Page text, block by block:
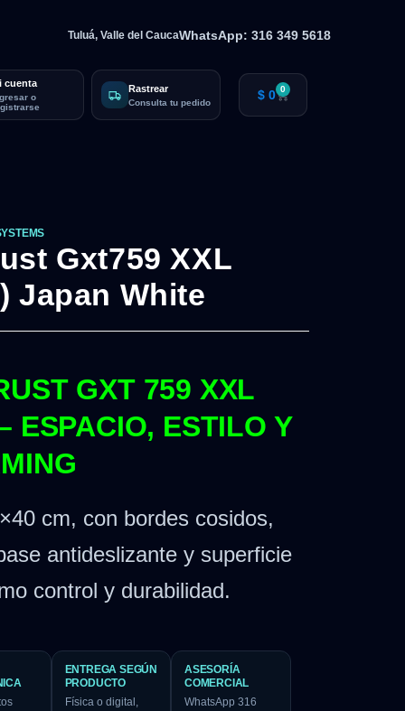
Tuluá, Valle del CaucaWhatsApp: 316 349 5618
cuenta
o
Rastrear
Consulta tu pedido $ 0 0
Gxt759 XXL
Japan White
GXT 759 XXL
ESPACIO, ESTILO Y
cm, con bordes cosidos,
antideslizante y superficie
control y durabilidad.
ENTREGA SEGÚN
PRODUCTO
Física o digital,
ASESORÍA
COMERCIAL
WhatsApp 316